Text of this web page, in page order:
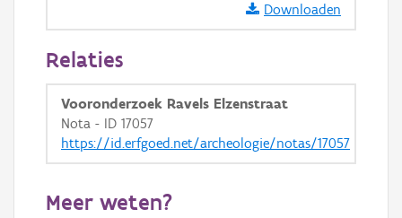
Downloaden
Relaties
Vooronderzoek Ravels Elzenstraat
Nota - ID 17057
https://id.erfgoed.net/archeologie/notas/17057
Meer weten?